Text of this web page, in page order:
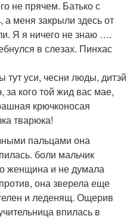
не прячем. Батько с
меня закрыли здесь от
Я я ничего не знаю ….
в слезах. Пинхас
уси, чесни люды, дитэй
кого той жид вас мае,
крючконосая
тварюка!
пальцами она
боли мальчик
женщина и не думала
она зверела еще
и леденящ. Ощерив
впилась в